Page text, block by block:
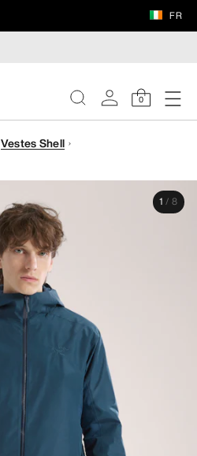
FR
0
Vestes Shell
1 / 8